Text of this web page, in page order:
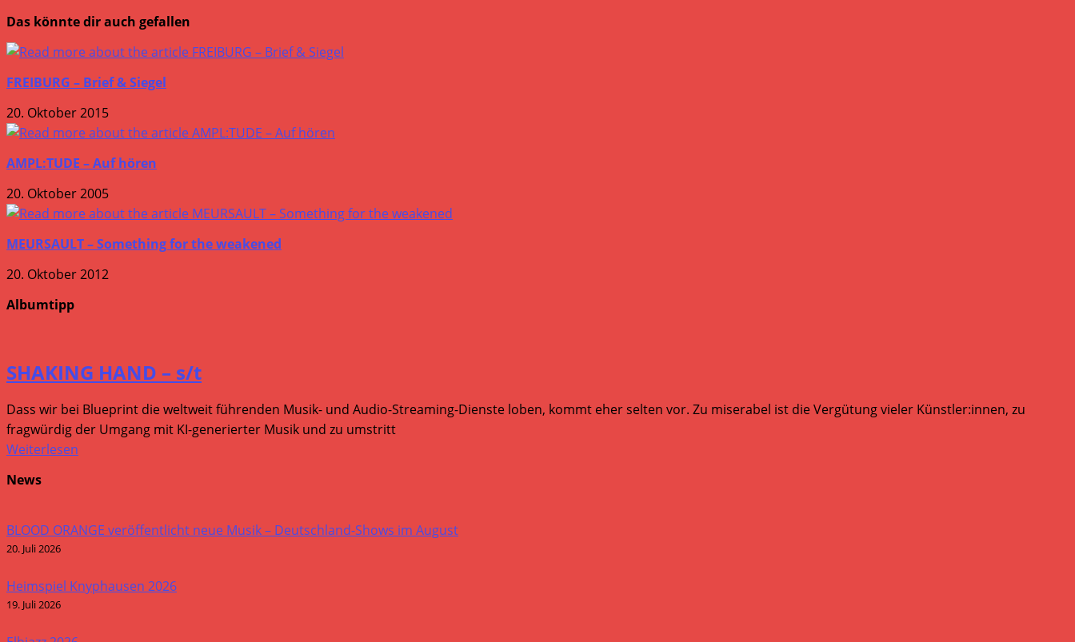
ansehen
Das könnte dir auch gefallen
FREIBURG – Brief & Siegel
20. Oktober 2015
AMPL:TUDE – Auf hören
20. Oktober 2005
MEURSAULT – Something for the weakened
20. Oktober 2012
Albumtipp
SHAKING HAND – s/t
Dass wir bei Blueprint die weltweit führenden Musik- und Audio-Streaming-Dienste loben, kommt eher selten vor. Zu miserabel ist die Vergütung vieler Künstler:innen, zu
fragwürdig der Umgang mit KI-generierter Musik und zu umstritt
Weiterlesen
News
BLOOD ORANGE veröffentlicht neue Musik – Deutschland-Shows im August
20. Juli 2026
Heimspiel Knyphausen 2026
19. Juli 2026